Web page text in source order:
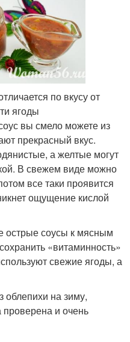
по вкусу от
ягоды
вы смело можете из
прекрасный вкус.
а желтые могут
В свежем виде можно
все таки проявится
ощущение кислой
острые соусы к мясным
«витаминность»
свежие ягоды, а
облепихи на зиму,
проверена и очень